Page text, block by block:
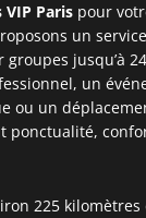
Paris pour
un
jusqu’à
un
ou un
ponctualité,
225